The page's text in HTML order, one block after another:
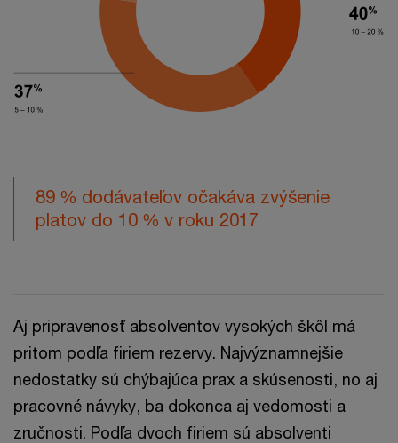
89 % dodávateľov očakáva zvýšenie
platov do 10 % v roku 2017
Aj pripravenosť absolventov vysokých škôl má
pritom podľa firiem rezervy. Najvýznamnejšie
nedostatky sú chýbajúca prax a skúsenosti, no aj
pracovné návyky, ba dokonca aj vedomosti a
zručnosti. Podľa dvoch firiem sú absolventi